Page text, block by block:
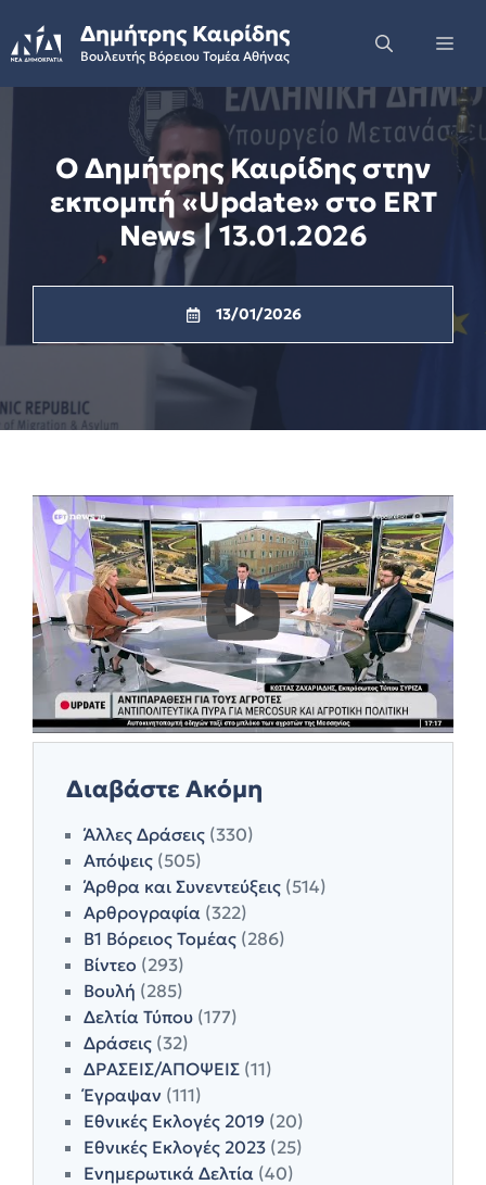
to
content
Δημήτρης Καιρίδης
Βουλευτής Βόρειου Τομέα Αθήνας
Ο Δημήτρης Καιρίδης στην
εκπομπή «Update» στο ERT
News | 13.01.2026
13/01/2026
Διαβάστε Ακόμη
Άλλες Δράσεις (330)
Απόψεις (505)
Άρθρα και Συνεντεύξεις (514)
Αρθρογραφία (322)
Β1 Βόρειος Τομέας (286)
Βίντεο (293)
Βουλή (285)
Δελτία Τύπου (177)
Δράσεις (32)
ΔΡΑΣΕΙΣ/ΑΠΟΨΕΙΣ (11)
Έγραψαν (111)
Εθνικές Εκλογές 2019 (20)
Εθνικές Εκλογές 2023 (25)
Ενημερωτικά Δελτία (40)